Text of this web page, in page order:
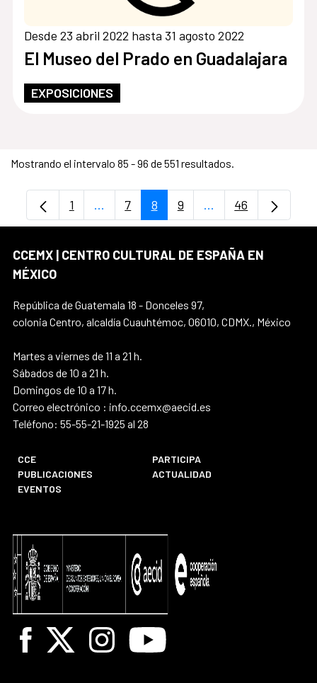
Desde 23 abril 2022 hasta 31 agosto 2022
El Museo del Prado en Guadalajara
EXPOSICIONES
Mostrando el intervalo 85 - 96 de 551 resultados.
Página
1 ...Páginas intermedias Use TAB para
Página
7 Página
8 Página
9 ...PáginasPágina
46
CCEMX | CENTRO CULTURAL DE ESPAÑA EN
MÉXICO
República de Guatemala 18 - Donceles 97,
colonia Centro, alcaldía Cuauhtémoc, 06010, CDMX., México
Martes a viernes de 11 a 21 h.
Sábados de 10 a 21 h.
Domingos de 10 a 17 h.
Correo electrónico : info.ccemx@aecid.es
Teléfono: 55-55-21-1925 al 28
CCE
PARTICIPA
PUBLICACIONES
ACTUALIDAD
EVENTOS
Facebook
X InstagramYoutube